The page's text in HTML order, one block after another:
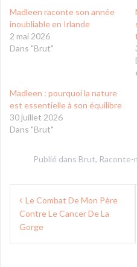
Madleen raconte son année
inoubliable en Irlande
2 mai 2026
Dans "Brut"
Madleen : pourquoi la nature
est essentielle à son équilibre
30 juillet 2026
Dans "Brut"
Publié dans Brut, Raconte-
Navigation
de
l’article
Le Combat De Mon Père
Contre Le Cancer De La
Gorge